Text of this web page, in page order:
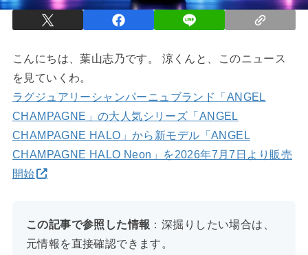
こんにちは、葉山志乃です。 涼くんと、このニュース
を見ていくわ。
ラグジュアリーシャンパーニュブランド「ANGEL
CHAMPAGNE」の大人気シリーズ「ANGEL
CHAMPAGNE HALO」から新モデル「ANGEL
CHAMPAGNE HALO Neon」を2026年7月7日より販売
開始
この記事で参照した情報 ：深掘りしたい場合は、
元情報を直接確認できます。